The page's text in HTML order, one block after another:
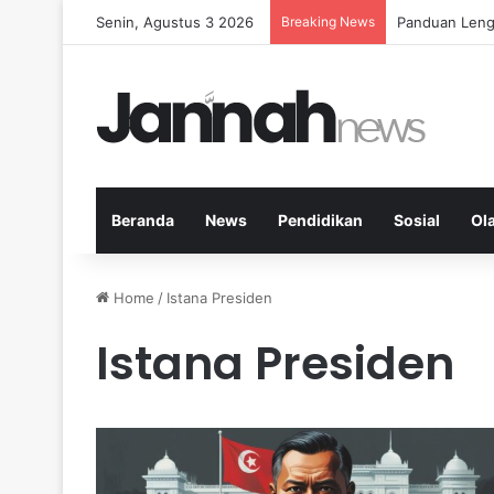
Senin, Agustus 3 2026 Breaking News Panduan
Beranda News Pendidikan Sosial
Home / Istana Presiden
Istana Presiden